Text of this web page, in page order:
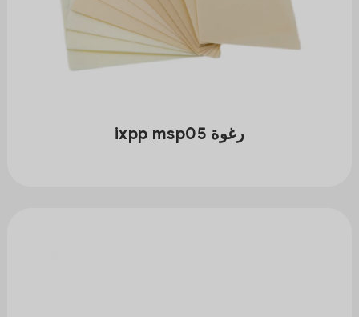
رغوة ixpp msp05